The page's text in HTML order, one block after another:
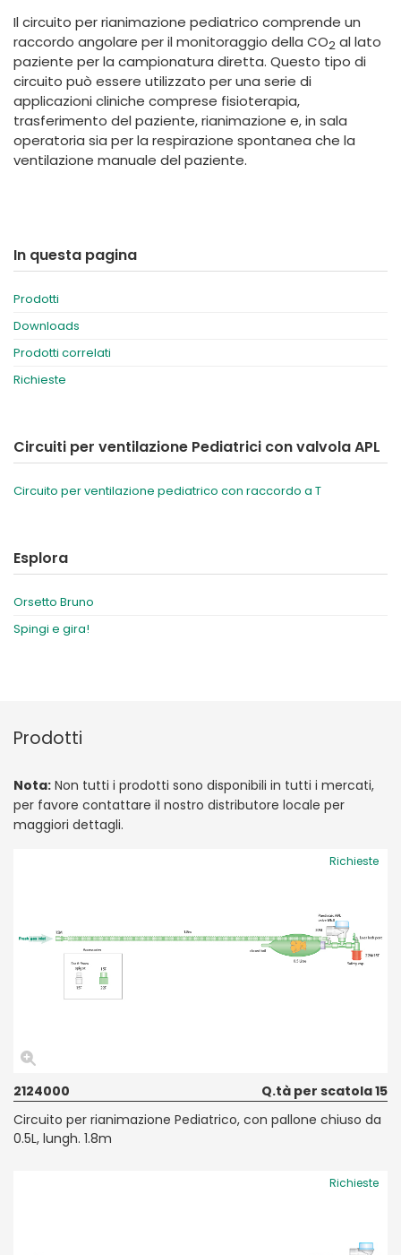
France
International English
Il circuito per rianimazione pediatrico comprende un
raccordo angolare per il monitoraggio della CO2 al lato
paziente per la campionatura diretta. Questo tipo di
circuito può essere utilizzato per una serie di
applicazioni cliniche comprese fisioterapia,
trasferimento del paziente, rianimazione e, in sala
operatoria sia per la respirazione spontanea che la
ventilazione manuale del paziente.
In questa pagina
Prodotti
Downloads
Prodotti correlati
Richieste
Circuiti per ventilazione Pediatrici con valvola APL
Circuito per ventilazione pediatrico con raccordo a T
Esplora
Orsetto Bruno
Spingi e gira!
Prodotti
Nota: Non tutti i prodotti sono disponibili in tutti i mercati,
per favore contattare il nostro distributore locale per
maggiori dettagli.
Richieste
2124000
Q.tà per scatola 15
Circuito per rianimazione Pediatrico, con pallone chiuso da
0.5L, lungh. 1.8m
Richieste